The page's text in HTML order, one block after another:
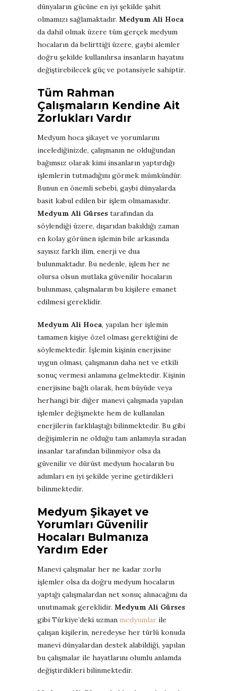
dünyaların gücüne en iyi şekilde şahit
olmamızı sağlamaktadır. Medyum Ali Hoca
da dahil olmak üzere tüm gerçek medyum
hocaların da belirttiği üzere, gaybi alemler
doğru şekilde kullanılırsa insanların hayatını
değiştirebilecek güç ve potansiyele sahiptir.
Tüm Rahman
Çalışmaların Kendine Ait
Zorlukları Vardır
Medyum hoca şikayet ve yorumlarını
incelediğinizde, çalışmanın ne olduğundan
bağımsız olarak kimi insanların yaptırdığı
işlemlerin tutmadığını görmek mümkündür.
Bunun en önemli sebebi, gaybi dünyalarda
basit kabul edilen bir işlem olmamasıdır.
Medyum Ali Gürses tarafından da
söylendiği üzere, dışarıdan bakıldığı zaman
en kolay görünen işlemin bile arkasında
sayısız farklı ilim, enerji ve dua
bulunmaktadır. Bu nedenle, işlem her ne
olursa olsun mutlaka güvenilir hocaların
bulunması, çalışmaların bu kişilere emanet
edilmesi gereklidir.
Medyum Ali Hoca, yapılan her işlemin
tamamen kişiye özel olması gerektiğini de
söylemektedir. İşlemin kişinin enerjisine
uygun olması, çalışmanın daha net ve etkili
sonuç vermesi anlamına gelmektedir. Kişinin
enerjisine bağlı olarak, hem büyüde veya
herhangi bir diğer manevi çalışmada yapılan
işlemler değişmekte hem de kullanılan
enerjilerin farklılaştığı bilinmektedir. Bu gibi
değişimlerin ne olduğu tam anlamıyla sıradan
insanlar tarafından bilinmiyor olsa da
güvenilir ve dürüst medyum hocaların bu
adımları en iyi şekilde yerine getirdikleri
bilinmektedir.
Medyum Şikayet ve
Yorumları Güvenilir
Hocaları Bulmanıza
Yardım Eder
Manevi çalışmalar her ne kadar zorlu
işlemler olsa da doğru medyum hocaların
yaptığı çalışmalardan net sonuç alınacağını da
unutmamak gereklidir. Medyum Ali Gürses
gibi Türkiye’deki uzman medyumlar ile
çalışan kişilerin, neredeyse her türlü konuda
manevi dünyalardan destek alabildiği, yapılan
bu çalışmalar ile hayatlarını olumlu anlamda
değiştirdikleri bilinmektedir.